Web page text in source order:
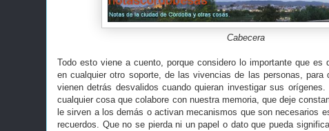
Cabecera
Todo esto viene a cuento, porque considero lo importante que es
en cualquier otro soporte, de las vivencias de las personas, para
vienen detrás desvalidos cuando quieran investigar sus
cualquier cosa que colabore con nuestra memoria, que deje
le sirven a los demás o activan mecanismos que son necesarios
recuerdos. Que no se pierda ni un papel o dato que pueda